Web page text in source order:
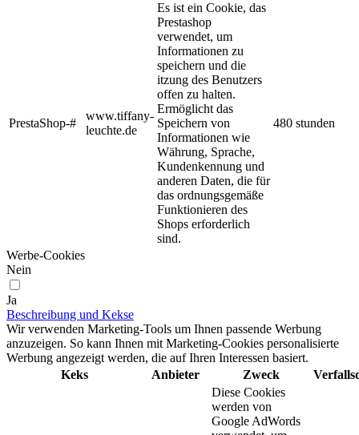
PrestaShop-#
www.tiffany-
leuchte.de
Es ist ein Cookie, das
Prestashop
verwendet, um
Informationen zu
speichern und die
itzung des Benutzers
offen zu halten.
Ermöglicht das
Speichern von
Informationen wie
Währung, Sprache,
Kundenkennung und
anderen Daten, die für
das ordnungsgemäße
Funktionieren des
Shops erforderlich
sind.
480 stunden
Werbe-Cookies
Nein
Ja
Beschreibung und Kekse
Wir verwenden Marketing-Tools um Ihnen passende Werbung
anzuzeigen. So kann Ihnen mit Marketing-Cookies personalisierte
Werbung angezeigt werden, die auf Ihren Interessen basiert.
Keks
Anbieter Zweck
Diese Cookies
werden von
Google AdWords